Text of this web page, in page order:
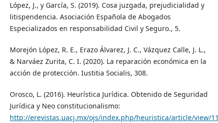
López, J., y García, S. (2019). Cosa juzgada, prejudicialidad y
litispendencia. Asociación Española de Abogados
Especializados en responsabilidad Civil y Seguro., 5.
Morejón López, R. E., Erazo Álvarez, J. C., Vázquez Calle, J. L.,
& Narváez Zurita, C. I. (2020). La reparación económica en la
acción de protección. Iustitia Socialis, 308.
Orosco, L. (2016). Heurística Jurídica. Obtenido de Seguridad
Jurídica y Neo constitucionalismo:
http://erevistas.uacj.mx/ojs/index.php/heuristica/article/view/